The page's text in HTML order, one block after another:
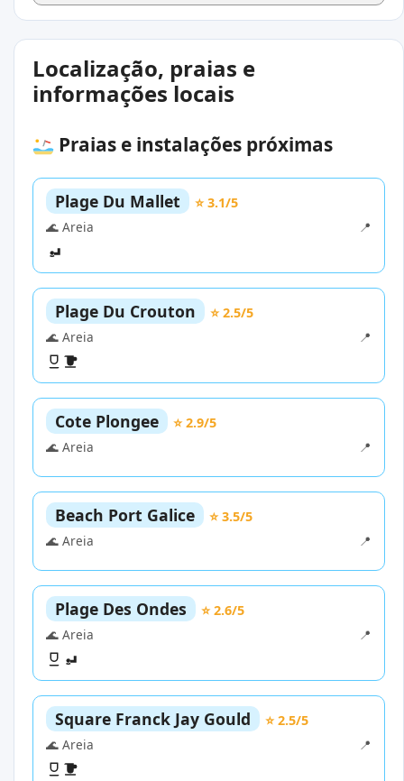
Localização, praias e
informações locais
Praias e instalações próximas
Plage Du Mallet
⭐ 3.1/5
🌊 Areia
📍
Plage Du Crouton
⭐ 2.5/5
🌊 Areia
📍
Cote Plongee
⭐ 2.9/5
🌊 Areia
📍
Beach Port Galice
⭐ 3.5/5
🌊 Areia
📍
Plage Des Ondes
⭐ 2.6/5
🌊 Areia
📍
Square Franck Jay Gould
⭐ 2.5/5
🌊 Areia
📍